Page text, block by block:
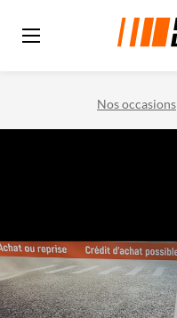
Nos occasions